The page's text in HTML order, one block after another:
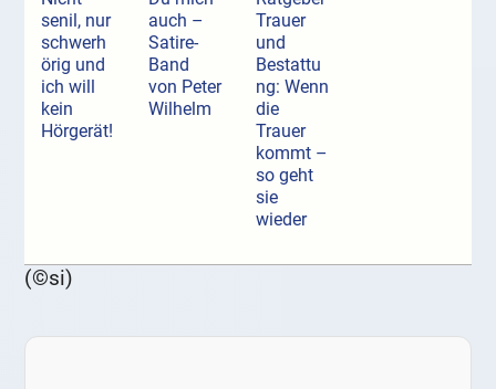
senil, nur
schwerh
örig und
ich will
kein
Hörgerät!
auch –
Satire-
Band
von Peter
Wilhelm
Trauer
und
Bestattu
ng: Wenn
die
Trauer
kommt –
so geht
sie
wieder
(©si)